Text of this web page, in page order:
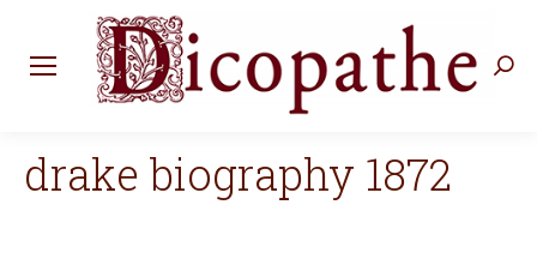
drake biography 1872